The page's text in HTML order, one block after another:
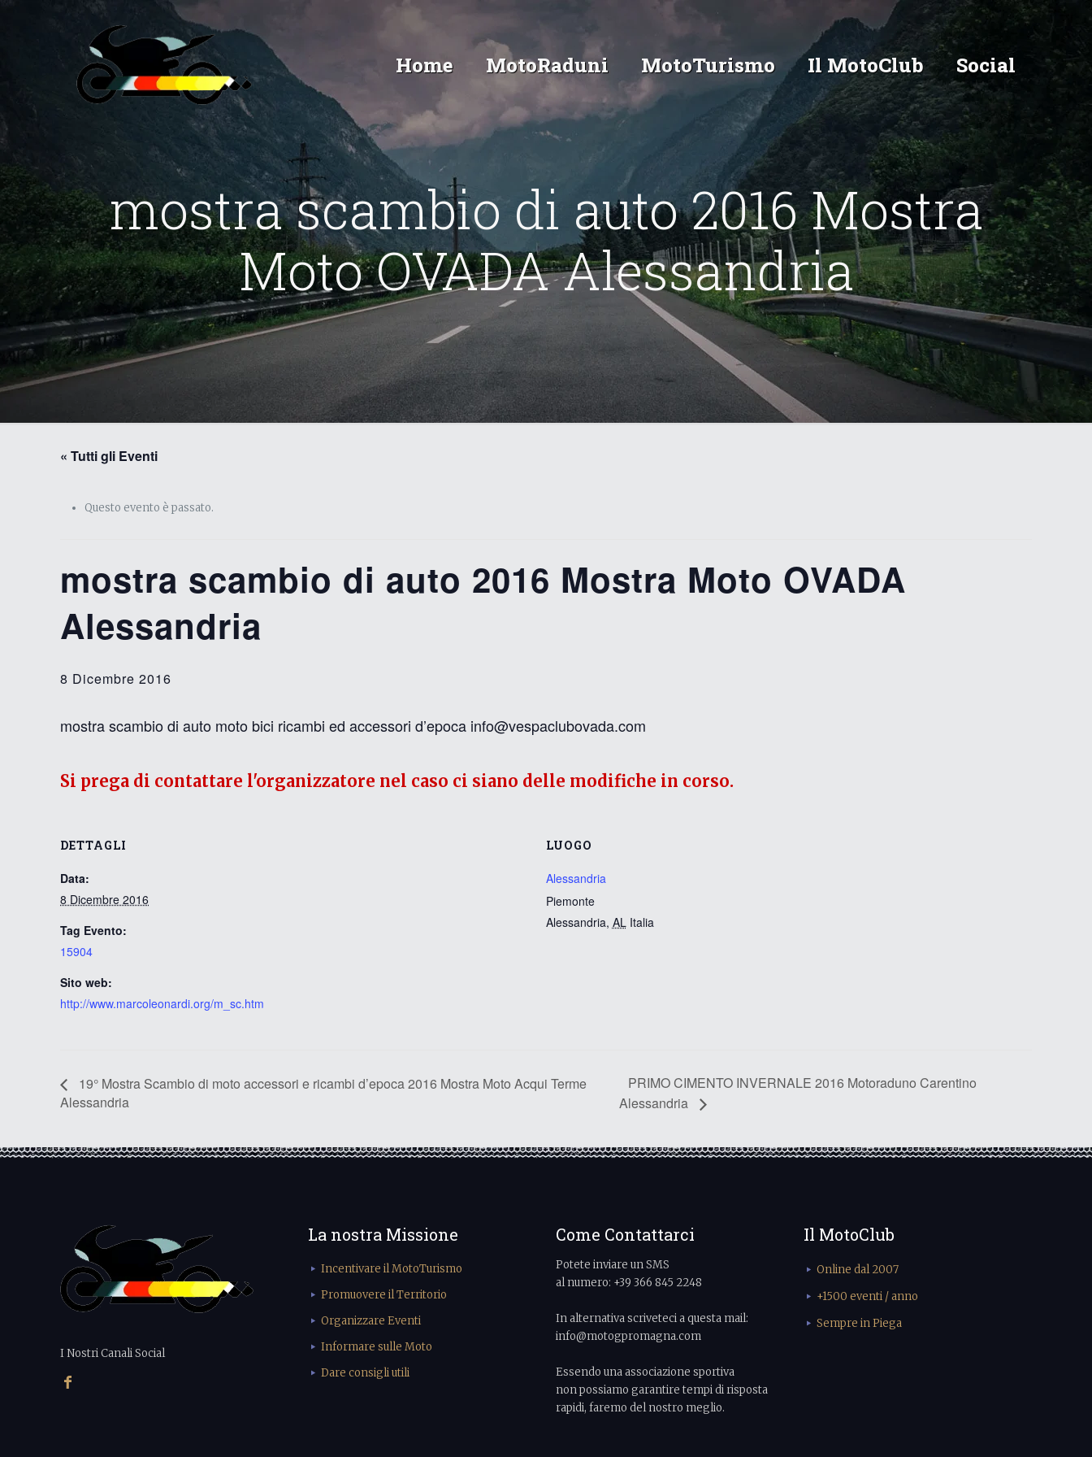
Home MotoRaduni MotoTurismo Il MotoClub Social
mostra scambio di auto 2016 Mostra
Moto OVADA Alessandria
« Tutti gli Eventi
Questo evento è passato.
mostra scambio di auto 2016 Mostra Moto OVADA
Alessandria
8 Dicembre 2016
mostra scambio di auto moto bici ricambi ed accessori d’epoca info@vespaclubovada.com
DETTAGLI
Data:
8 Dicembre 2016
Tag Evento:
15904
Sito web:
http://www.marcoleonardi.org/m_sc.htm
LUOGO
Alessandria
Piemonte
Alessandria, AL Italia
Si prega di contattare l'organizzatore nel caso ci siano delle modifiche in corso.
19° Mostra Scambio di moto accessori e ricambi d’epoca 2016 Mostra Moto Acqui Terme
Alessandria
PRIMO CIMENTO INVERNALE 2016 Motoraduno Carentino
Alessandria
I Nostri Canali Social
La nostra Missione
Incentivare il MotoTurismo
Promuovere il Territorio
Organizzare Eventi
Informare sulle Moto
Dare consigli utili
Come Contattarci
Potete inviare un SMS
al numero: +39 366 845 2248
In alternativa scriveteci a questa mail:
info@motogpromagna.com
Essendo una associazione sportiva
non possiamo garantire tempi di risposta
rapidi, faremo del nostro meglio.
Il MotoClub
Online dal 2007
+1500 eventi / anno
Sempre in Piega